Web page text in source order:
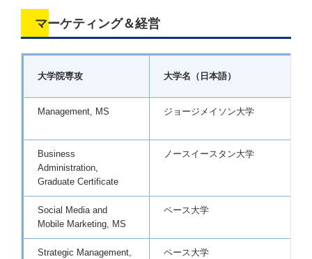
マーケティング＆経営
大学院専攻 大学名（日本語）
Management, MS ジョージメイソン大学
Business
Administration,
Graduate Certificate
ノースイースタン大学
Social Media and
Mobile Marketing, MS
ペース大学
Strategic Management,
ペース大学